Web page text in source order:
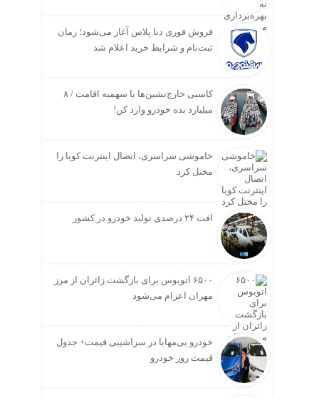
فروش فوری دنا پلاس آغاز می‌شود؛ زمان
ثبت‌نام و شرایط خرید اعلام شد
کاسبی خارج‌نشین‌ها با سهمیه اقامت / ۸
میلیارد بده خودرو وارد کن!
خاموشی سراسری، اتصال اینترنت کوبا را
مختل کرد
افت ۲۴ درصدی تولید خودرو در کشور
۶۵۰۰ اتوبوس برای بازگشت زائران از مرز
مهران اعزام می‌شود
خودرو بی‌مهابا در سراشیبی قیمت+ جدول
قیمت روز خودرو